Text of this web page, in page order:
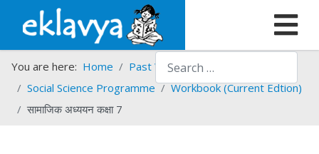
Search
You are here: Home Past Work
Programmes
Social Science Programme
Workbook (Current Edtion)
सामाजिक अध्ययन कक्षा 7